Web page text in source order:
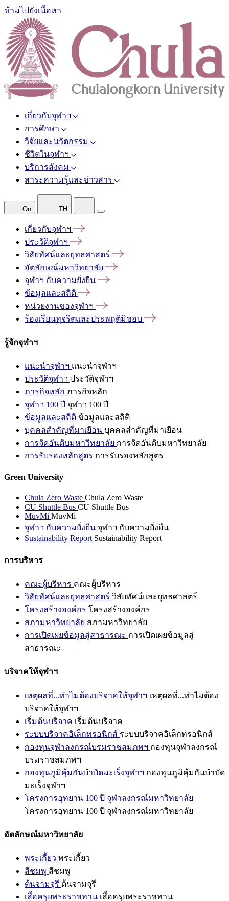
ข้ามไปยังเนื้อหา
เกี่ยวกับจุฬาฯ
การศึกษา
วิจัยและนวัตกรรม
ชีวิตในจุฬาฯ
บริการสังคม
สาระความรู้และข่าวสาร
On TH
เกี่ยวกับจุฬาฯ
ประวัติจุฬาฯ
วิสัยทัศน์และยุทธศาสตร์
อัตลักษณ์มหาวิทยาลัย
จุฬาฯ กับความยั่งยืน
ข้อมูลและสถิติ
หน่วยงานของจุฬาฯ
ร้องเรียนทุจริตและประพฤติมิชอบ
รู้จักจุฬาฯ
แนะนำจุฬาฯ แนะนำจุฬาฯ
ประวัติจุฬาฯ ประวัติจุฬาฯ
ภารกิจหลัก ภารกิจหลัก
จุฬาฯ 100 ปี จุฬาฯ 100 ปี
ข้อมูลและสถิติ ข้อมูลและสถิติ
บุคคลสำคัญที่มาเยือน บุคคลสำคัญที่มาเยือน
การจัดอันดับมหาวิทยาลัย การจัดอันดับมหาวิทยาลัย
การรับรองหลักสูตร การรับรองหลักสูตร
Green University
Chula Zero Waste Chula Zero Waste
CU Shuttle Bus CU Shuttle Bus
MuvMi MuvMi
จุฬาฯ กับความยั่งยืน จุฬาฯ กับความยั่งยืน
Sustainability Report Sustainability Report
การบริหาร
คณะผู้บริหาร คณะผู้บริหาร
วิสัยทัศน์และยุทธศาสตร์ วิสัยทัศน์และยุทธศาสตร์
โครงสร้างองค์กร โครงสร้างองค์กร
สภามหาวิทยาลัย สภามหาวิทยาลัย
การเปิดเผยข้อมูลสู่สาธารณะ การเปิดเผยข้อมูลสู่
สาธารณะ
บริจาคให้จุฬาฯ
เหตุผลที่...ทำไมต้องบริจาคให้จุฬาฯ เหตุผลที่...ทำไมต้อง
บริจาคให้จุฬาฯ
เริ่มต้นบริจาค เริ่มต้นบริจาค
ระบบบริจาคอิเล็กทรอนิกส์ ระบบบริจาคอิเล็กทรอนิกส์
กองทุนจุฬาลงกรณ์บรมราชสมภพฯ กองทุนจุฬาลงกรณ์
บรมราชสมภพฯ
กองทุนภูมิคุ้มกันบำบัดมะเร็งจุฬาฯ กองทุนภูมิคุ้มกันบำบัด
มะเร็งจุฬาฯ
โครงการอุทยาน 100 ปี จุฬาลงกรณ์มหาวิทยาลัย
โครงการอุทยาน 100 ปี จุฬาลงกรณ์มหาวิทยาลัย
อัตลักษณ์มหาวิทยาลัย
พระเกี้ยว พระเกี้ยว
สีชมพู สีชมพู
ต้นจามจุรี ต้นจามจุรี
เสื้อครุยพระราชทาน เสื้อครุยพระราชทาน